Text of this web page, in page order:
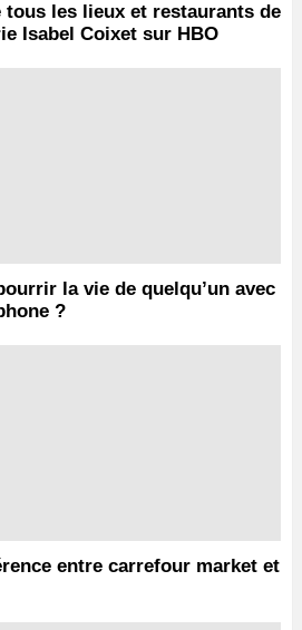
les lieux et restaurants de
Isabel Coixet sur HBO
la vie de quelqu’un avec
?
entre carrefour market et